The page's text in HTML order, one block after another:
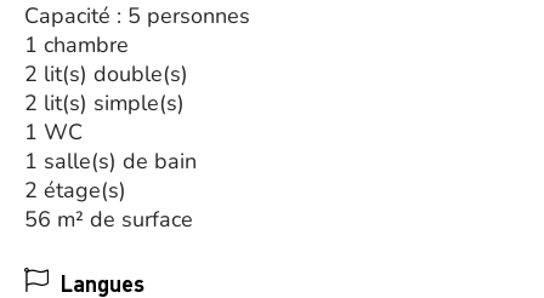
Capacité : 5 personnes
1 chambre
2 lit(s) double(s)
2 lit(s) simple(s)
1 WC
1 salle(s) de bain
2 étage(s)
56 m² de surface
Langues